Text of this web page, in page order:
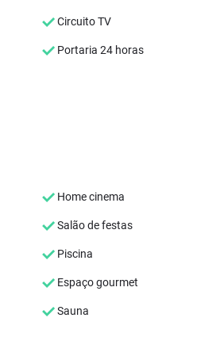
Circuito TV
Portaria 24 horas
Home cinema
Salão de festas
Piscina
Espaço gourmet
Sauna